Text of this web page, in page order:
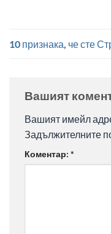
10 признака, че сте
Вашият
Вашият имейл
Задължителните
Коментар: *